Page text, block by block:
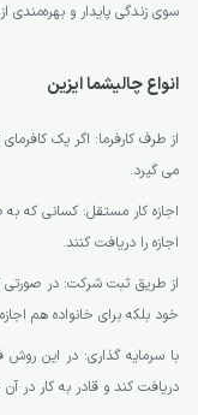
سوی زندگی پایدار و بهره‌مندی
انواع چالیشما ایزین
از طرف کارفرما: اگر یک
می گیرد.
اجازه کار مستقل: کسانی که
اجازه را دریافت کنند.
از طریق ثبت شرکت: در صورتی
خود بلکه برای خانواده هم
با سرمایه گذاری: در این روش
دریافت کند و قادر به کار در